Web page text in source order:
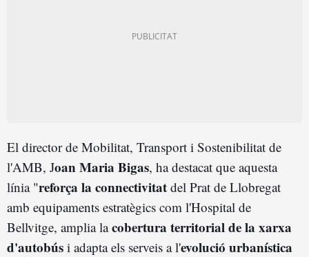
El director de Mobilitat, Transport i Sostenibilitat de
l'AMB, Joan Maria Bigas, ha destacat que aquesta
línia "reforça la connectivitat del Prat de Llobregat
amb equipaments estratègics com l'Hospital de
Bellvitge, amplia lacobertura territorial de la xarxa
d'autobús i adapta els serveis a l'evolució urbanística